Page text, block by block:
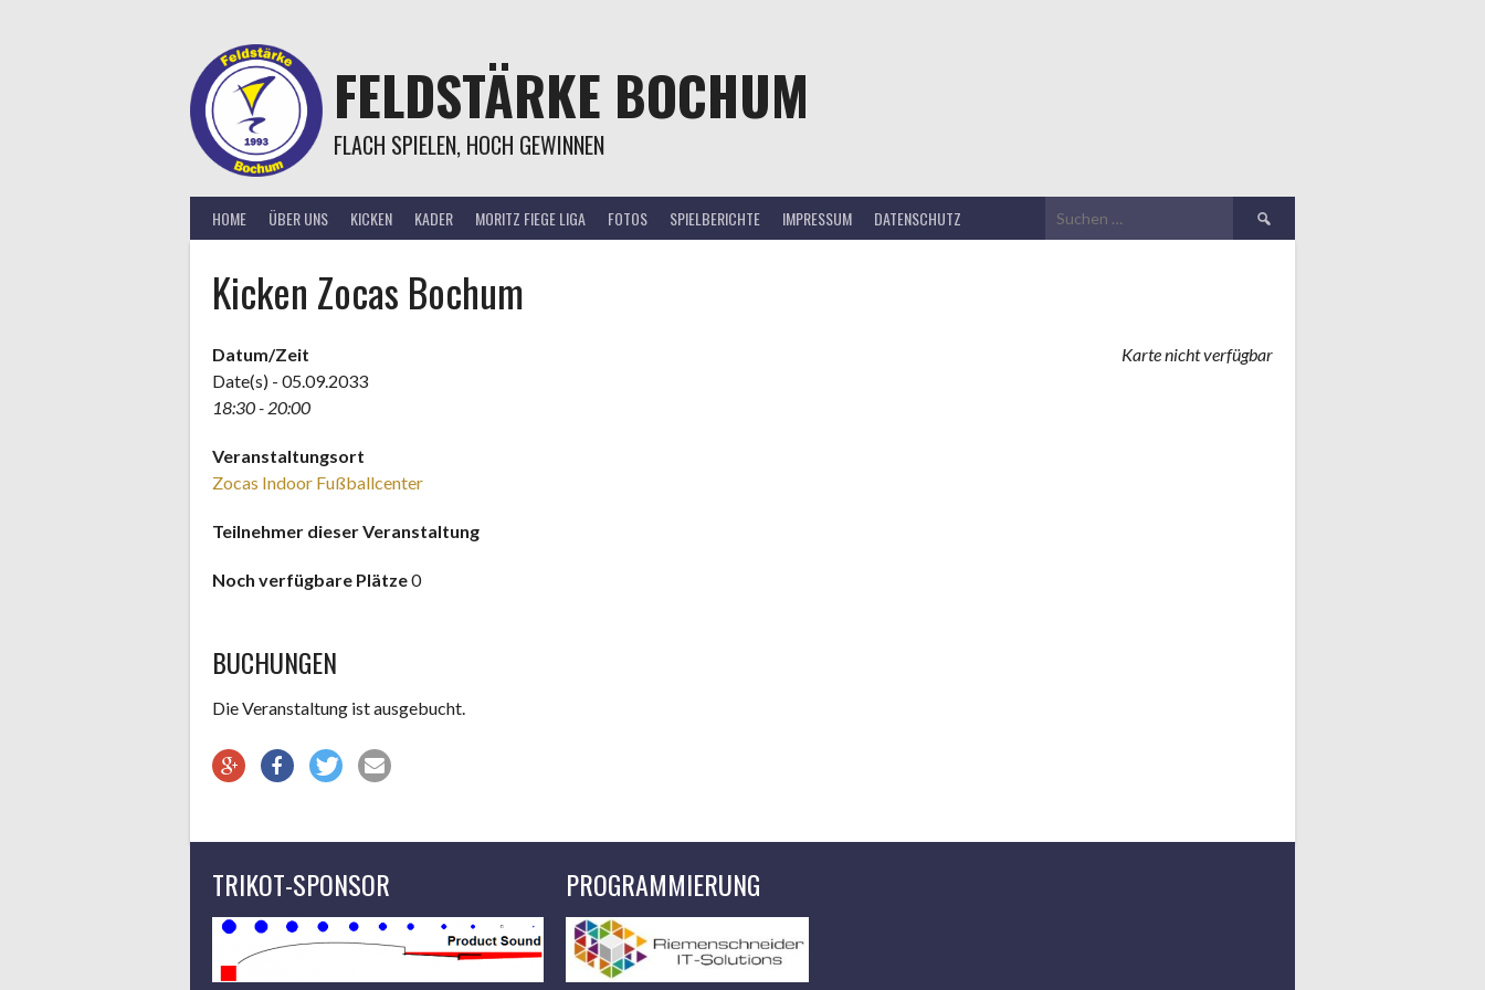
FELDSTÄRKE BOCHUM
FLACH SPIELEN, HOCH GEWINNEN
HOME ÜBER UNS KICKEN KADER MORITZ FIEGE LIGA FOTOS SPIELBERICHTE IMPRESSUM DATENSCHUTZ
Suchen
nach:
Kicken Zocas Bochum
Karte nicht verfügbar
Datum/Zeit
Date(s) - 05.09.2033
18:30 - 20:00
Veranstaltungsort
Zocas Indoor Fußballcenter
Teilnehmer dieser Veranstaltung
Noch verfügbare Plätze0
BUCHUNGEN
Die Veranstaltung ist ausgebucht.
TRIKOT-SPONSOR PROGRAMMIERUNG